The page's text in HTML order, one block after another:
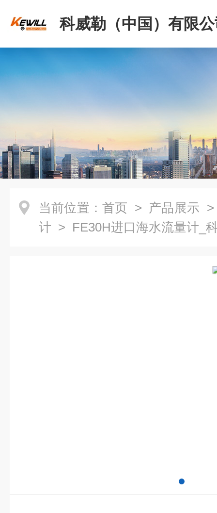
科威勒（中国）有限
当前位置： 首页 > 产品展示
计 > FE30H进口海水流量计_